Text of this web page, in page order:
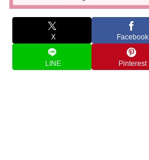
X Facebook
LINE Pinterest